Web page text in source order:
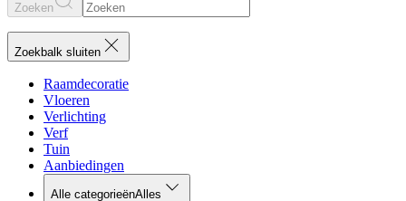
Zoeken
Zoekbalk sluiten
Raamdecoratie
Vloeren
Verlichting
Verf
Tuin
Aanbiedingen
Alle categorieënAlles